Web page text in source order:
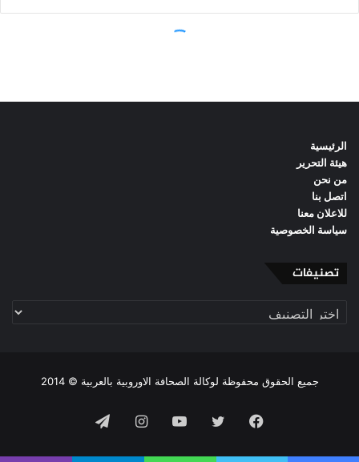
الرئيسية
هيئة التحرير
من نحن
اتصل بنا
للاعلان معنا
سياسة الخصوصية
تصنيفات
تصنيفات
جميع الحقوق محفوظة لوكالة الصحافة الاوروبية بالعربية © 2014
فيسبوك تويتر يوتيوبانستقرامتيلقرام